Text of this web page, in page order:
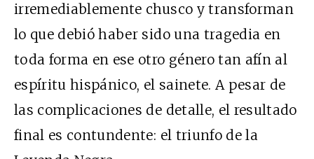
irremediablemente chusco y transforman
lo que debió haber sido una tragedia en
toda forma en ese otro género tan afín al
espíritu hispánico, el sainete. A pesar de
las complicaciones de detalle, el resultado
final es contundente: el triunfo de la